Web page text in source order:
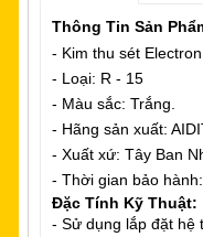
Thông Tin Sản
- Kim thu sét Electron
- Loại: R - 15
- Màu sắc: Trắng.
- Hãng sản xuất:
- Xuất xứ: Tây Ban
- Thời gian bảo
Đặc Tính Kỹ Thuật:
- Sử dụng lắp đặt hệ